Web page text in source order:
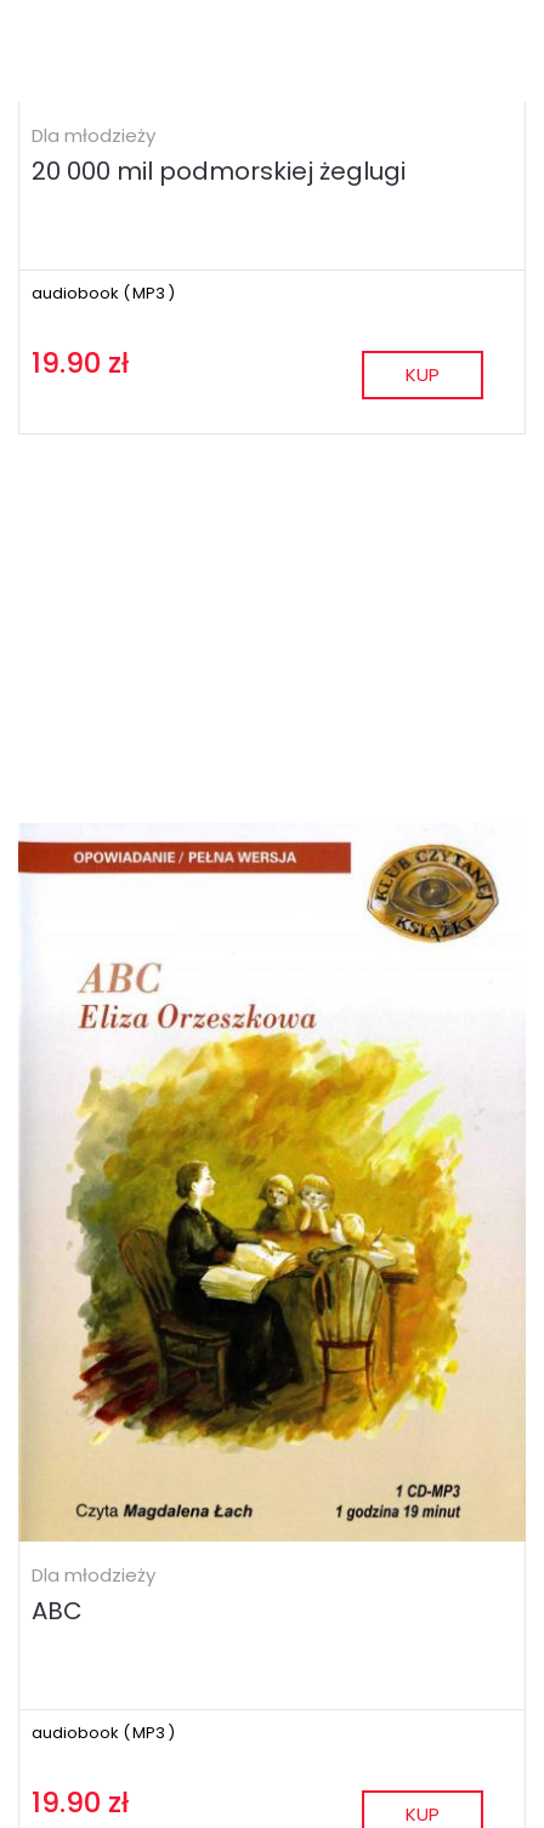
Dla młodzieży
20 000 mil podmorskiej żeglugi
audiobook (MP3 )
19.90 zł KUP
Dla młodzieży
ABC
audiobook (MP3 )
19.90 zł KUP